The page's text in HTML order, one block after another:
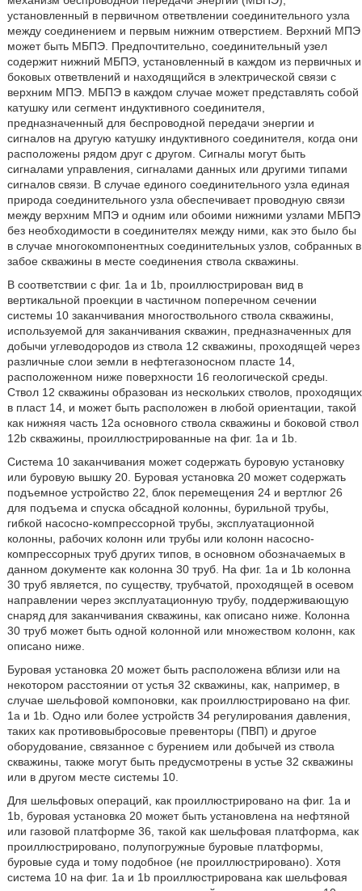
установленный в первичном ответвлении соединительного узла
между соединением и первым нижним отверстием. Верхний МПЭ
может быть МБПЭ. Предпочтительно, соединительный узел
содержит нижний МБПЭ, установленный в каждом из первичных и
боковых ответвлений и находящийся в электрической связи с
верхним МПЭ. МБПЭ в каждом случае может представлять собой
катушку или сегмент индуктивного соединителя,
предназначенный для беспроводной передачи энергии и
сигналов на другую катушку индуктивного соединителя, когда они
расположены рядом друг с другом. Сигналы могут быть
сигналами управления, сигналами данных или другими типами
сигналов связи. В случае единого соединительного узла единая
природа соединительного узла обеспечивает проводную связи
между верхним МПЭ и одним или обоими нижними узлами МБПЭ
без необходимости в соединителях между ними, как это было бы
в случае многокомпонентных соединительных узлов, собранных в
забое скважины в месте соединения ствола скважины.
В соответствии с фиг. 1а и 1b, проиллюстрирован вид в
вертикальной проекции в частичном поперечном сечении
системы 10 заканчивания многоствольного ствола скважины,
используемой для заканчивания скважин, предназначенных для
добычи углеводородов из ствола 12 скважины, проходящей через
различные слои земли в нефтегазоносном пласте 14,
расположенном ниже поверхности 16 геологической среды.
Ствол 12 скважины образован из нескольких стволов, проходящих
в пласт 14, и может быть расположен в любой ориентации, такой
как нижняя часть 12а основного ствола скважины и боковой ствол
12b скважины, проиллюстрированные на фиг. 1а и 1b.
Система 10 заканчивания может содержать буровую установку
или буровую вышку 20. Буровая установка 20 может содержать
подъемное устройство 22, блок перемещения 24 и вертлюг 26
для подъема и спуска обсадной колонны, бурильной трубы,
гибкой насосно-компрессорной трубы, эксплуатационной
колонны, рабочих колонн или трубы или колонн насосно-
компрессорных труб других типов, в основном обозначаемых в
данном документе как колонна 30 труб. На фиг. 1а и 1b колонна
30 труб является, по существу, трубчатой, проходящей в осевом
направлении через эксплуатационную трубу, поддерживающую
снаряд для заканчивания скважины, как описано ниже. Колонна
30 труб может быть одной колонной или множеством колонн, как
описано ниже.
Буровая установка 20 может быть расположена вблизи или на
некотором расстоянии от устья 32 скважины, как, например, в
случае шельфовой компоновки, как проиллюстрировано на фиг.
1a и 1b. Одно или более устройств 34 регулирования давления,
таких как противовыбросовые превенторы (ПВП) и другое
оборудование, связанное с бурением или добычей из ствола
скважины, также могут быть предусмотрены в устье 32 скважины
или в другом месте системы 10.
Для шельфовых операций, как проиллюстрировано на фиг. 1a и
1b, буровая установка 20 может быть установлена на нефтяной
или газовой платформе 36, такой как шельфовая платформа, как
проиллюстрировано, полупогружные буровые платформы,
буровые суда и тому подобное (не проиллюстрировано). Хотя
система 10 на фиг. 1a и 1b проиллюстрирована как шельфовая